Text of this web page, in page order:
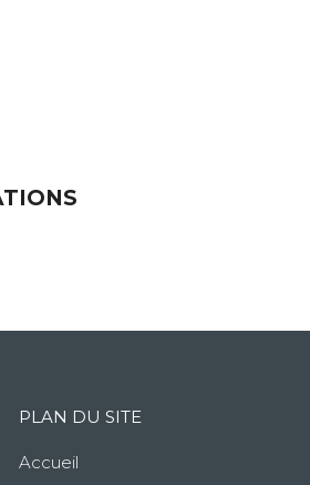
PLAN DU SITE
Accueil